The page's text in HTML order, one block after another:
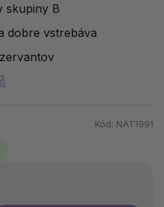
skupiny B
dobre vstrebáva
Kód: NAT1991